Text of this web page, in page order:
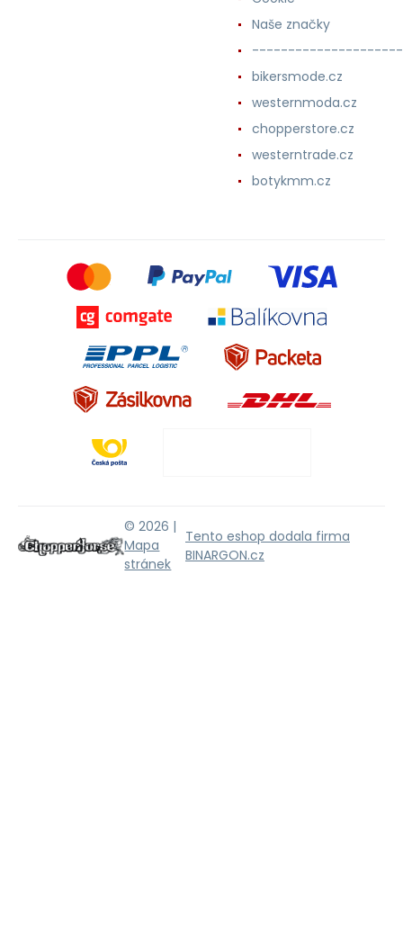
Naše značky
bikersmode.cz
westernmoda.cz
chopperstore.cz
westerntrade.cz
botykmm.cz
© 2026 |
Mapa
stránek
Tento eshop dodala firma
BINARGON.cz